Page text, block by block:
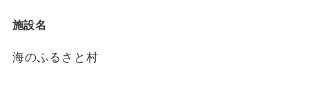
施設名
海のふるさと村